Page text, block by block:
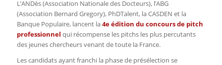
L’ANDès (Association Nationale des Docteurs), l’ABG
(Association Bernard Gregory), PhDTalent, la CASDEN et la
Banque Populaire, lancent la4e édition du concours de pitch
professionnel qui récompense les pitchs les plus percutants
des jeunes chercheurs venant de toute la France.
Les candidats ayant franchi la phase de présélection se